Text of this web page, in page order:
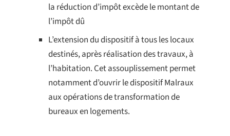
la réduction d’impôt excède le montant de
l’impôt dû
L’extension du dispositif à tous les locaux
destinés, après réalisation des travaux, à
l’habitation. Cet assouplissement permet
notamment d’ouvrir le dispositif Malraux
aux opérations de transformation de
bureaux en logements.